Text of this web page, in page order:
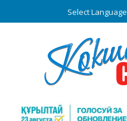
Select Language